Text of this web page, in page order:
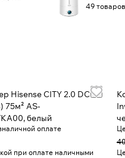
49 товаров
Hisense CITY 2.0 DC
75м² AS-
белый
оплате
при оплате наличными